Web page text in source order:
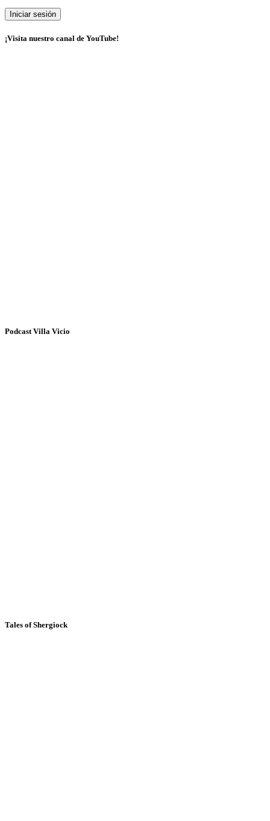
¡Visita nuestro canal de YouTube!
Podcast Villa Vicio
Tales of Shergiock